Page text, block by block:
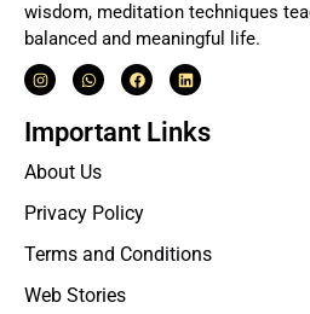
wisdom, meditation techniques
balanced and meaningful life.
Important Links
About Us
Privacy Policy
Terms and Conditions
Web Stories